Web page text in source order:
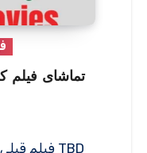
تماشای فیلم
TBD فیلم قبلی TBD تقویت زبان با تماشای